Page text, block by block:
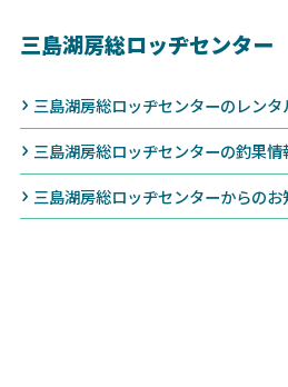
三島湖房総ロッヂセンター
三島湖房総ロッヂセンターのレン
三島湖房総ロッヂセンターの釣果
三島湖房総ロッヂセンターからのお